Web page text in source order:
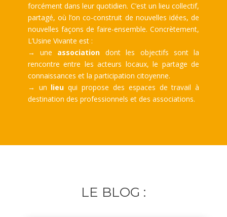
forcément dans leur quotidien. C’est un lieu collectif,
partagé, où l’on co-construit de nouvelles idées, de
nouvelles façons de faire-ensemble. Concrètement,
L’Usine Vivante est :
→ une association dont les objectifs sont la
rencontre entre les acteurs locaux, le partage de
connaissances et la participation citoyenne.
→ un lieu qui propose des espaces de travail à
destination des professionnels et des associations.
LE BLOG :